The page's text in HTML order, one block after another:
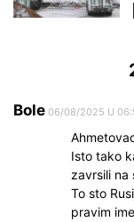
Bole 06/08/2025 U
Isto tako
zavrsili na
To sto
pravim